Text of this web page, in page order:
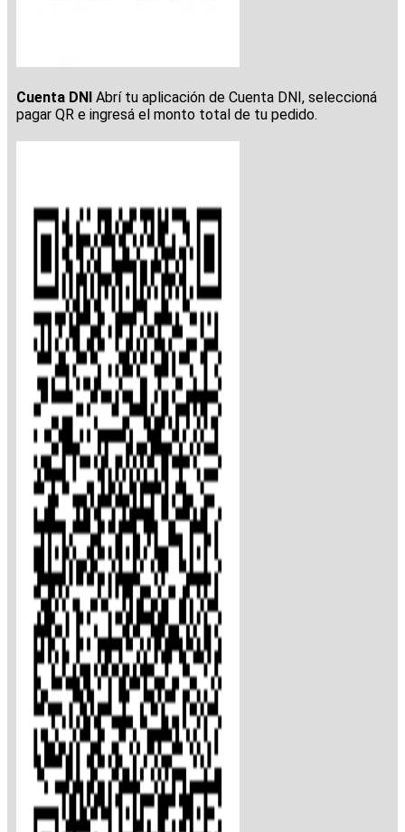
Cuenta DNI Abrí tu aplicación de Cuenta DNI, seleccioná
pagar QR e ingresá el monto total de tu pedido.